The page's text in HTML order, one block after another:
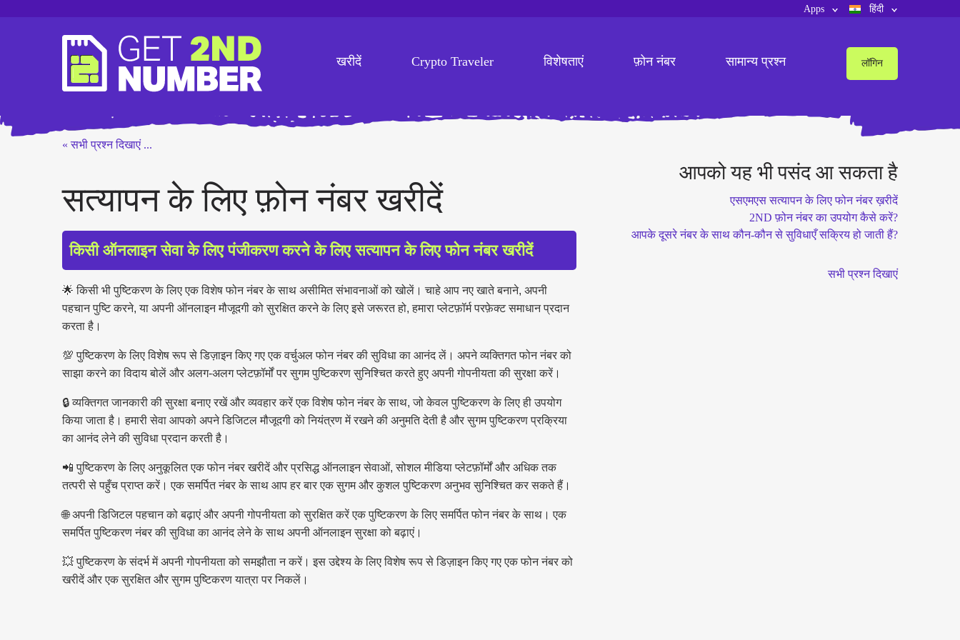
हिंदी
Apps
खरीदें Crypto Traveler विशेषताएं फ़ोन नंबर सामान्य प्रश्न लॉगिन
« सभी प्रश्न दिखाएं ...
सत्यापन के लिए फ़ोन नंबर खरीदें
किसी ऑनलाइन सेवा के लिए पंजीकरण करने के लिए सत्यापन के लिए फोन नंबर खरीदें
🌟 किसी भी पुष्टिकरण के लिए एक विशेष फोन नंबर के साथ असीमित संभावनाओं को खोलें। चाहे आप नए खाते बनाने, अपनी
पहचान पुष्टि करने, या अपनी ऑनलाइन मौजूदगी को सुरक्षित करने के लिए इसे जरूरत हो, हमारा प्लेटफ़ॉर्म परफ़ेक्ट समाधान प्रदान
करता है।
💯 पुष्टिकरण के लिए विशेष रूप से डिज़ाइन किए गए एक वर्चुअल फोन नंबर की सुविधा का आनंद लें। अपने व्यक्तिगत फोन नंबर को
साझा करने का विदाय बोलें और अलग-अलग प्लेटफ़ॉर्मों पर सुगम पुष्टिकरण सुनिश्चित करते हुए अपनी गोपनीयता की सुरक्षा करें।
🔒 व्यक्तिगत जानकारी की सुरक्षा बनाए रखें और व्यवहार करें एक विशेष फोन नंबर के साथ, जो केवल पुष्टिकरण के लिए ही उपयोग
किया जाता है। हमारी सेवा आपको अपने डिजिटल मौजूदगी को नियंत्रण में रखने की अनुमति देती है और सुगम पुष्टिकरण प्रक्रिया
का आनंद लेने की सुविधा प्रदान करती है।
📲 पुष्टिकरण के लिए अनुकूलित एक फोन नंबर खरीदें और प्रसिद्ध ऑनलाइन सेवाओं, सोशल मीडिया प्लेटफ़ॉर्मों और अधिक तक
तत्परी से पहुँच प्राप्त करें। एक समर्पित नंबर के साथ आप हर बार एक सुगम और कुशल पुष्टिकरण अनुभव सुनिश्चित कर सकते हैं।
🌐 अपनी डिजिटल पहचान को बढ़ाएं और अपनी गोपनीयता को सुरक्षित करें एक पुष्टिकरण के लिए समर्पित फोन नंबर के साथ। एक
समर्पित पुष्टिकरण नंबर की सुविधा का आनंद लेने के साथ अपनी ऑनलाइन सुरक्षा को बढ़ाएं।
💥 पुष्टिकरण के संदर्भ में अपनी गोपनीयता को समझौता न करें। इस उद्देश्य के लिए विशेष रूप से डिज़ाइन किए गए एक फोन नंबर को
खरीदें और एक सुरक्षित और सुगम पुष्टिकरण यात्रा पर निकलें।
आपको यह भी पसंद आ सकता है
एसएमएस सत्यापन के लिए फोन नंबर ख़रीदें
2ND फ़ोन नंबर का उपयोग कैसे करें?
आपके दूसरे नंबर के साथ कौन-कौन से सुविधाएँ सक्रिय हो जाती हैं?
सभी प्रश्न दिखाएं